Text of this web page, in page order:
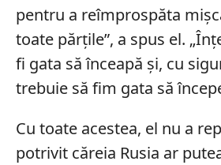
pentru a reîmprospăta
toate părțile”, a spus el.
fi gata să înceapă și, cu
trebuie să fim gata să
Cu toate acestea, el nu a
potrivit căreia Rusia ar